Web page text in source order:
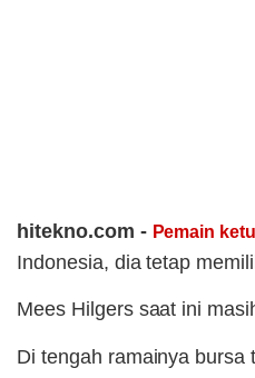
hitekno.com - Pemain
Indonesia, dia tetap
Mees Hilgers saat ini
Di tengah ramainya bursa